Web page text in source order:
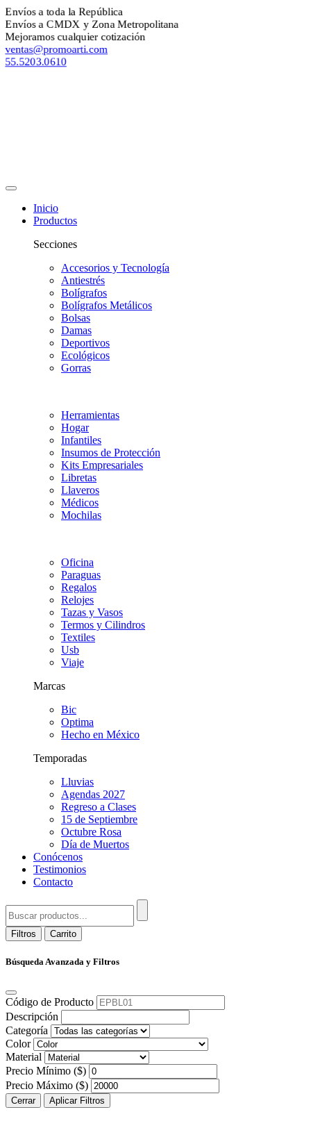
a toda la República
a CMDX y Zona Metropolitana
cualquier cotización
Inicio
Productos
Secciones
Accesorios y Tecnología
Antiestrés
Bolígrafos
Bolígrafos Metálicos
Bolsas
Damas
Deportivos
Ecológicos
Gorras
Herramientas
Hogar
Infantiles
Insumos de Protección
Kits Empresariales
Libretas
Llaveros
Médicos
Mochilas
Oficina
Paraguas
Regalos
Relojes
Tazas y Vasos
Termos y Cilindros
Textiles
Usb
Viaje
Marcas
Bic
Optima
Hecho en México
Temporadas
Lluvias
Agendas 2027
Regreso a Clases
15 de Septiembre
Octubre Rosa
Día de Muertos
Conócenos
Testimonios
Contacto
Filtros Carrito
Búsqueda Avanzada y Filtros
Código de Producto
Descripción
Categoría
Color
Material
Precio Mínimo ($)
Precio Máximo ($)
Cerrar Aplicar Filtros